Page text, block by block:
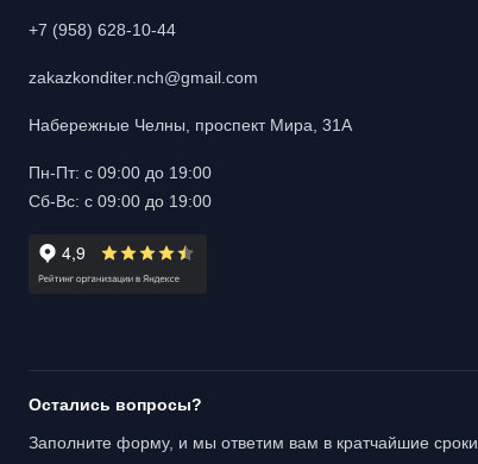
+7 (958) 628-10-44
zakazkonditer.nch@gmail.com
Набережные Челны, проспект Мира, 31А
Пн-Пт: с 09:00 до 19:00
Сб-Вс: с 09:00 до 19:00
Остались вопросы?
Заполните форму, и мы ответим вам в кратчайшие сроки